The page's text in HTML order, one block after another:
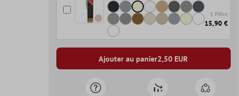
1 Pièce
15,90 €
Ajouter au panier2,50 EUR